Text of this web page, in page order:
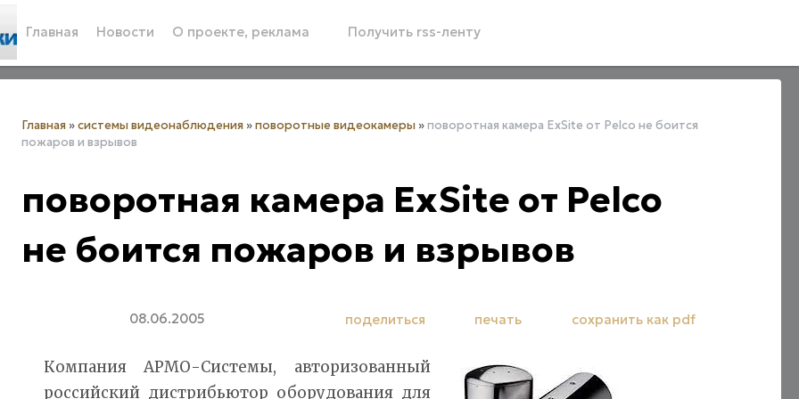
Главная Новости О проекте, реклама Получить rss-ленту
Главная »системы видеонаблюдения »поворотные видеокамеры »поворотная камера ExSite от Pelco не боится
пожаров и взрывов
поворотная камера ExSite от Pelco
не боится пожаров и взрывов
08.06.2005 поделиться печать сохранить как pdf
Компания АРМО-Системы, авторизованный
российский дистрибьютор оборудования для